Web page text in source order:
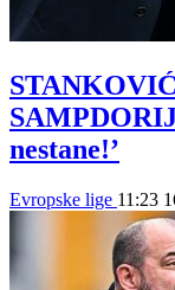
nestane!’
Evropske lige 11:23